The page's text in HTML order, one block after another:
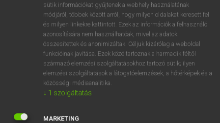
VAN ELŐFIZETÉSED?
Van előfizetésem a teljes szócikk megtekintéséhez.
BELÉPÉS
sütik információkat gyűjtenek a webhely használatának
módjáról, többek között arról, hogy milyen oldalakat keresett fel
és milyen linkekre kattintott. Ezek az információk a felhasználó
azonosítására nem használhatóak, mivel az adatok
összesítettek és anonimizáltak. Céljuk kizárólag a weboldal
funkcióinak javítása. Ezek közé tartoznak a harmadik féltől
származó elemzési szolgáltatásokhoz tartozó sütik; ilyen
elemzési szolgáltatások a látogatóelemzések, a hőtérképek és a
közösségi médiaanalitika.
↓ 1 szolgáltatás
MARKETING